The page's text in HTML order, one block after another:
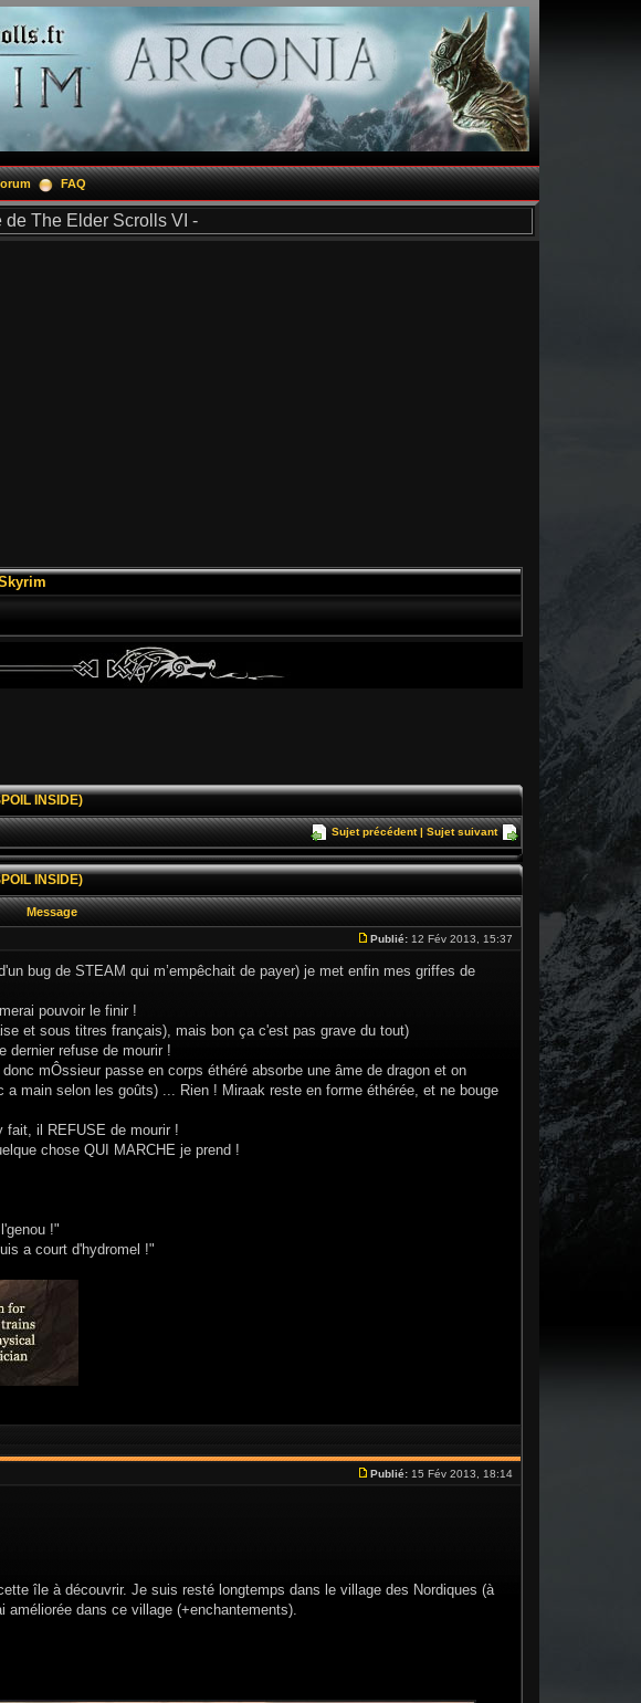
FAQ
The Elder Scrolls VI -
INSIDE)
Sujet précédent|Sujet suivant
INSIDE)
Message
Publié: 12 Fév 2013, 15:37
bug de STEAM qui m’empêchait de payer) je met enfin mes griffes de
pouvoir le finir !
et sous titres français), mais bon ça c'est pas grave du tout)
dernier refuse de mourir !
mÔssieur passe en corps éthéré absorbe une âme de dragon et on
main selon les goûts) ... Rien ! Miraak reste en forme éthérée, et ne bouge
fait, il REFUSE de mourir !
chose QUI MARCHE je prend !
!"
a court d'hydromel !"
Publié: 15 Fév 2013, 18:14
île à découvrir. Je suis resté longtemps dans le village des Nordiques (à
améliorée dans ce village (+enchantements).